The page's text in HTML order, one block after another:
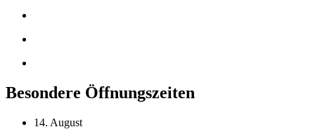
Besondere Öffnungszeiten
14. August